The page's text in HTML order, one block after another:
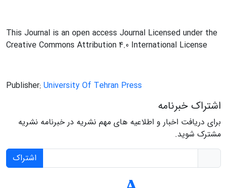
This Journal is an open access Journal Licensed under the
Creative Commons Attribution 4.0 International License
Publisher: University Of Tehran Press
اشتراک خبرنامه
برای دریافت اخبار و اطلاعیه های مهم نشریه در خبرنامه نشریه
مشترک شوید.
اشتراک